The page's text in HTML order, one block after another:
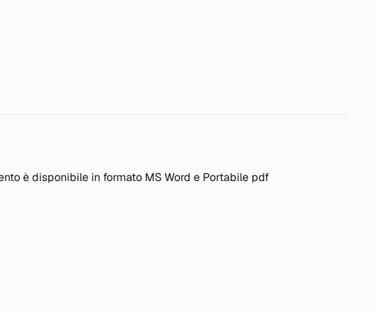
è disponibile in formato MS Word e Portabile pdf